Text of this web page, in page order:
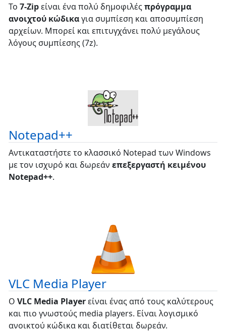
Το 7-Zipείναι ένα πολύ δημοφιλέςπρόγραμμα
ανοιχτού κώδικαγια συμπίεση και αποσυμπίεση
αρχείων. Μπορεί και επιτυγχάνει πολύ μεγάλους
λόγους συμπίεσης (7z).
Notepad++
Αντικαταστήστε το κλασσικό Notepad των Windows
με τον ισχυρό και δωρεάν επεξεργαστή κειμένου
Notepad++.
VLC Media Player
Ο VLC Media Playerείναι ένας από τους καλύτερους
και πιο γνωστούς media players. Είναι λογισμικό
ανοικτού κώδικα και διατίθεται δωρεάν.